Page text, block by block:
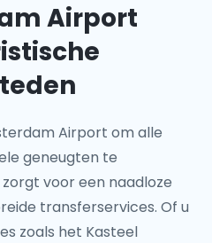
Airport
Airport om alle
geneugten te
voor een naadloze
transferservices. Of u
zoals het Kasteel